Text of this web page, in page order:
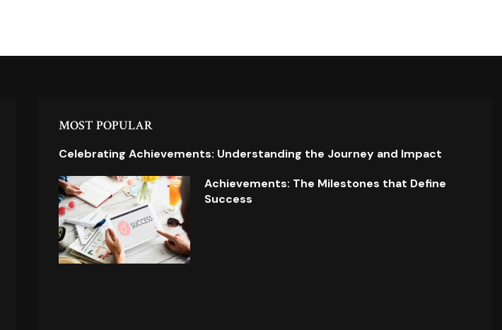
MOST POPULAR
Celebrating Achievements: Understanding the Journey and Impact
Achievements: The Milestones that Define
Success